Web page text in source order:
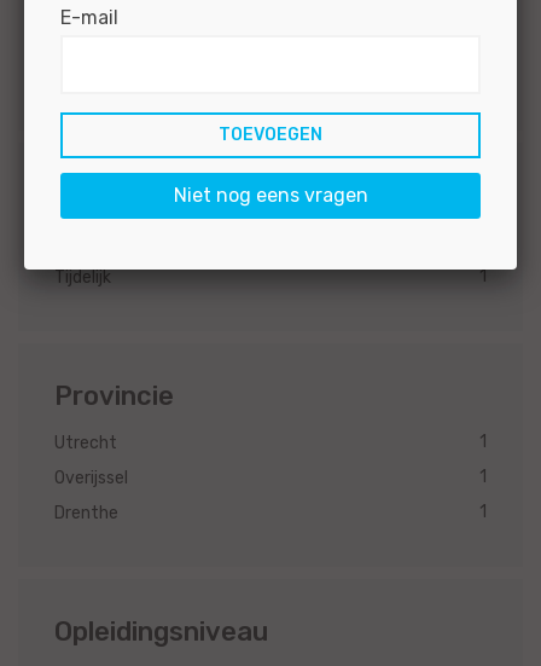
Dienstverband
Tijdelijk
1
Provincie
Utrecht
1
Overijssel
1
Drenthe
1
Opleidingsniveau
E-mail
Niet nog eens vragen